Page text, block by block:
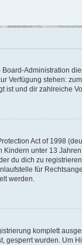
Administration
Verfügung stehen:
ist und dir zahlreiche
Act of 1998
unter 13
du dich zu
für
werden.
komplett
gesperrt wurden. Um